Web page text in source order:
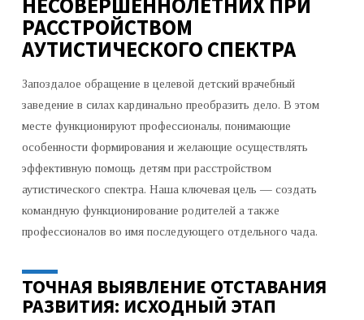
АУТИЗМОМ
РАССТРОЙСТВОМ
АУТИСТИЧЕСКОГО СПЕКТРА
Запоздалое обращение в целевой детский врачебный
заведение в силах кардинально преобразить дело. В этом
месте функционируют профессионалы, понимающие
особенности формирования и желающие осуществлять
эффективную помощь детям при расстройством
аутистического спектра. Наша ключевая цель — создать
командную функционирование родителей а также
профессионалов во имя последующего отдельного чада.
ТОЧНАЯ ВЫЯВЛЕНИЕ ОТСТАВАНИЯ
РАЗВИТИЯ: ИСХОДНЫЙ ЭТАП